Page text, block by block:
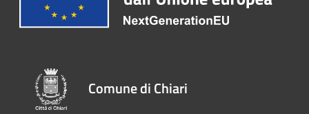
Comune di Chiari